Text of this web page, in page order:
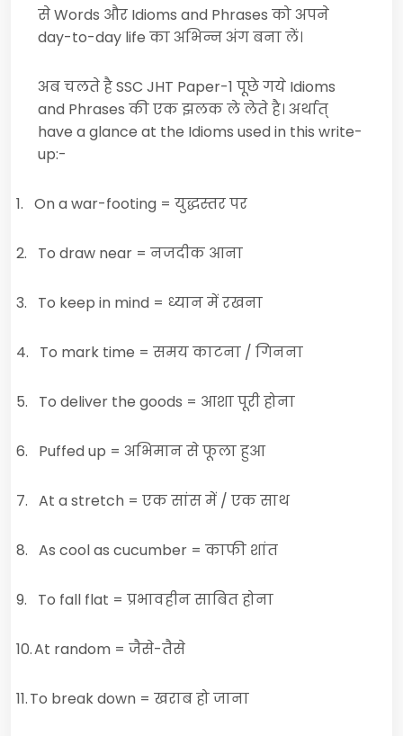
सेWords और Idioms and Phrases को अपने
day-to-day life का अभिन्न अंग बना लें।
अब चलते हैSSC JHT Paper-1 पूछे गये Idioms
and Phrases की एक झलक ले लेते है। अर्थात्
have a glance at the Idioms used in this write-
up:-
1. On a war-footing = युद्धस्तर पर
2. To draw near = नजदीक आना
3. To keep in mind = ध्यान में रखना
4. To mark time = समय काटना / गिनना
5. To deliver the goods = आशा पूरी होना
6. Puffed up = अभिमान से फूला हुआ
7. At a stretch = एक सांस में / एक साथ
8. As cool as cucumber = काफी शांत
9. To fall flat = प्रभावहीन साबित होना
10.At random = जैसे-तैसे
11.To break down = खराब हो जाना